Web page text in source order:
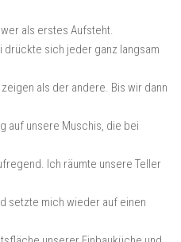
als erstes Aufsteht.
drückte sich jeder ganz langsam
als der andere. Bis wir dann
auf unsere Muschis, die bei
Ich räumte unsere Teller
setzte mich wieder auf einen